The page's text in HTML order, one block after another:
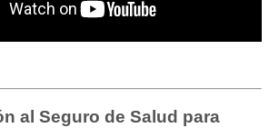
al Seguro de Salud para